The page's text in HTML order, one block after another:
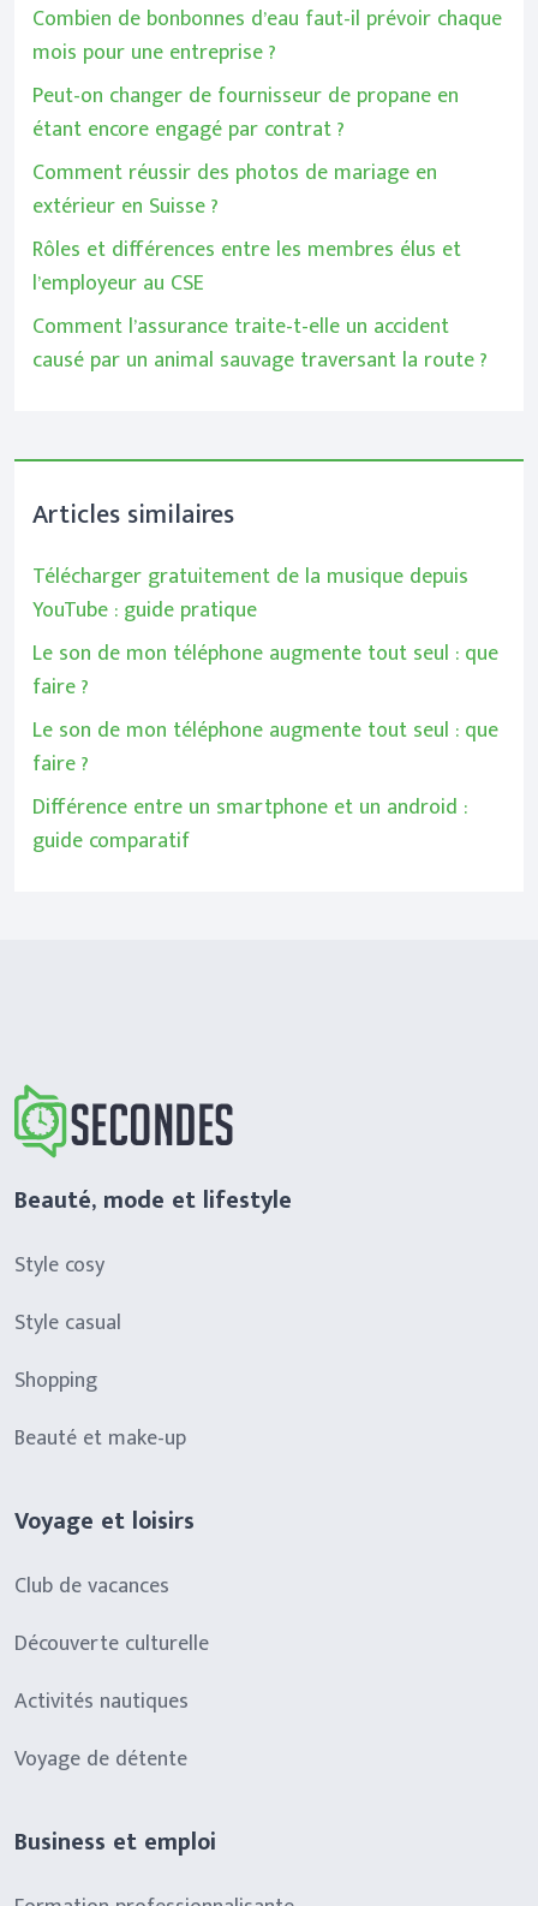
Combien de bonbonnes d’eau faut-il prévoir chaque
mois pour une entreprise ?
Peut-on changer de fournisseur de propane en
étant encore engagé par contrat ?
Comment réussir des photos de mariage en
extérieur en Suisse ?
Rôles et différences entre les membres élus et
l’employeur au CSE
Comment l’assurance traite-t-elle un accident
causé par un animal sauvage traversant la route ?
Articles similaires
Télécharger gratuitement de la musique depuis
YouTube : guide pratique
Le son de mon téléphone augmente tout seul : que
faire ?
Le son de mon téléphone augmente tout seul : que
faire ?
Différence entre un smartphone et un android :
guide comparatif
Beauté, mode et lifestyle
Style cosy
Style casual
Shopping
Beauté et make-up
Voyage et loisirs
Club de vacances
Découverte culturelle
Activités nautiques
Voyage de détente
Business et emploi